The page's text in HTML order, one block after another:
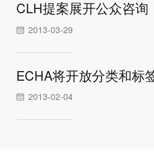
CLH提案展开公众咨询
2013-03-29
ECHA将开放分类和标
2013-02-04